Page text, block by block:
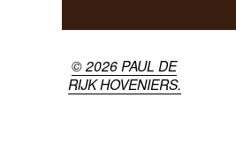
© 2026 PAUL DE
RIJK HOVENIERS.